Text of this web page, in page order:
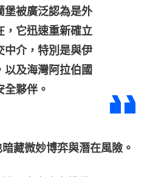
堡被廣泛認為是外
，它迅速重新確立
中介，特別是與伊
以及海灣阿拉伯國
全夥伴。
藏微妙博弈與潛在風險。